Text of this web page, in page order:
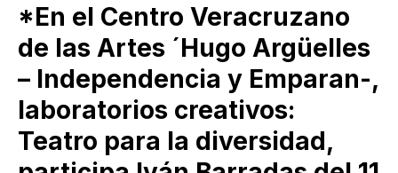
*En el Centro Veracruzano
de las Artes ´Hugo Argüelles
– Independencia y Emparan-,
laboratorios creativos:
Teatro para la diversidad,